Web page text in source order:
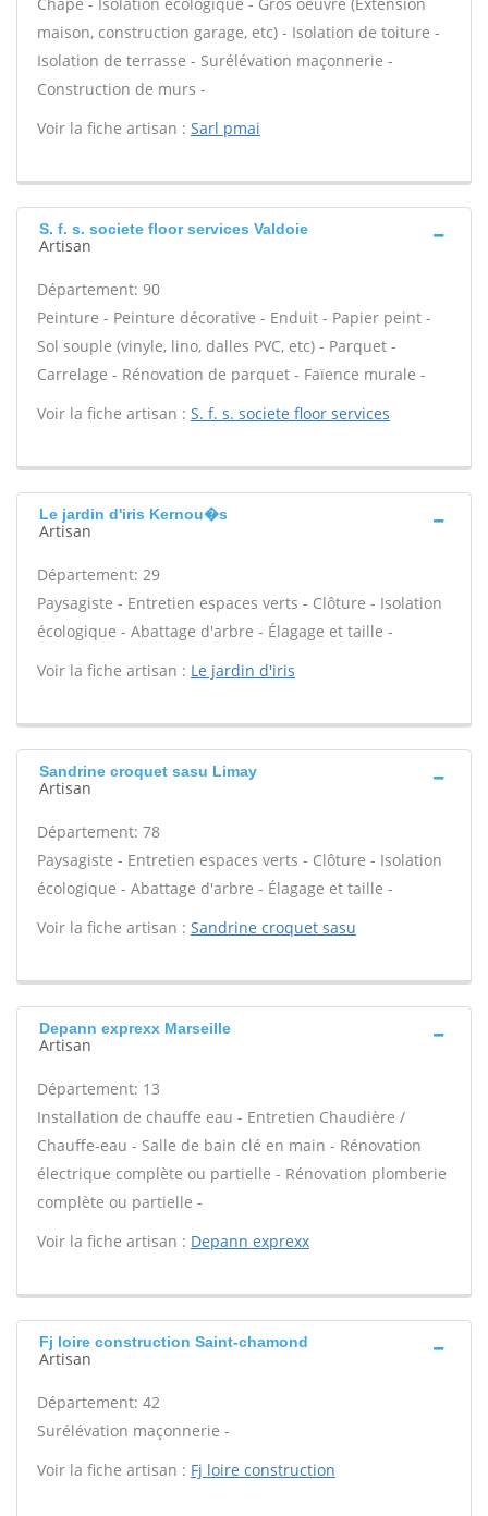
maison, construction garage, etc) - Isolation de toiture -
Isolation de terrasse - Surélévation maçonnerie -
Construction de murs -
Voir la fiche artisan : Sarl pmai
S. f. s. societe floor services Valdoie
Artisan
Département: 90
Peinture - Peinture décorative - Enduit - Papier peint -
Sol souple (vinyle, lino, dalles PVC, etc) - Parquet -
Carrelage - Rénovation de parquet - Faïence murale -
Voir la fiche artisan : S. f. s. societe floor services
Le jardin d'iris Kernou�s
Artisan
Département: 29
Paysagiste - Entretien espaces verts - Clôture - Isolation
écologique - Abattage d'arbre - Élagage et taille -
Voir la fiche artisan : Le jardin d'iris
Sandrine croquet sasu Limay
Artisan
Département: 78
Paysagiste - Entretien espaces verts - Clôture - Isolation
écologique - Abattage d'arbre - Élagage et taille -
Voir la fiche artisan : Sandrine croquet sasu
Depann exprexx Marseille
Artisan
Département: 13
Installation de chauffe eau - Entretien Chaudière /
Chauffe-eau - Salle de bain clé en main - Rénovation
électrique complète ou partielle - Rénovation plomberie
complète ou partielle -
Voir la fiche artisan : Depann exprexx
Fj loire construction Saint-chamond
Artisan
Département: 42
Surélévation maçonnerie -
Voir la fiche artisan : Fj loire construction